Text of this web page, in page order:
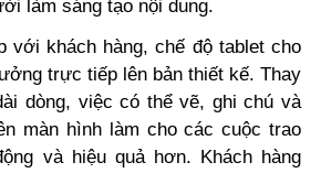
làm sáng tạo nội dung.
với khách hàng, chế độ tablet cho
trực tiếp lên bản thiết kế. Thay
dòng, việc có thể vẽ, ghi chú và
màn hình làm cho các cuộc trao
và hiệu quả hơn. Khách hàng